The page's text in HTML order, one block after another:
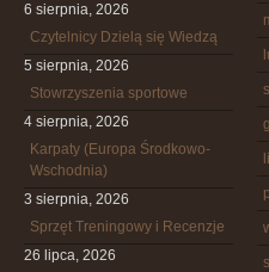
6 sierpnia, 2026
Czytelnicy Dzielą się Wiedzą
5 sierpnia, 2026
Stowrzyszenia sportowe
4 sierpnia, 2026
Karpaty (Europa Środkowo-
Wschodnia)
3 sierpnia, 2026
Sprzęt Treningowy i Recenzje
26 lipca, 2026